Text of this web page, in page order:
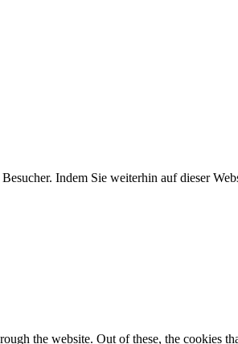
Indem Sie weiterhin auf dieser
the website. Out of these, the cookies